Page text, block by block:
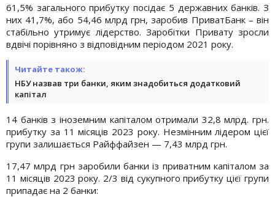
61,5% загального прибутку посідає 5 державних банків. З
них 41,7%, або 54,46 млрд грн, заробив ПриватБанк – він
стабільно утримує лідерство. Заробітки Привату зросли
вдвічі порівняно з відповідним періодом 2021 року.
Читайте також:
НБУ назвав три банки, яким знадобиться додатковий
капітал
14 банків з іноземним капіталом отримали 32,8 млрд. грн.
прибутку за 11 місяців 2023 року. Незмінним лідером цієї
групи залишається Райффайзен — 7,43 млрд грн.
17,47 млрд грн заробили банки із приватним капіталом за
11 місяців 2023 року. 2/3 від сукупного прибутку цієї групи
припадає на 2 банки: